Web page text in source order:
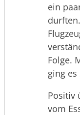
ein
Folge.
ging
Positiv
vom